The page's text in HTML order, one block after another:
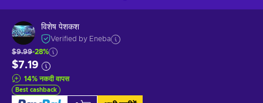
विशेष पेशकश
Verified by Eneba
$9.99-28%
$7.19
14% नकदी वापस
Best cashback